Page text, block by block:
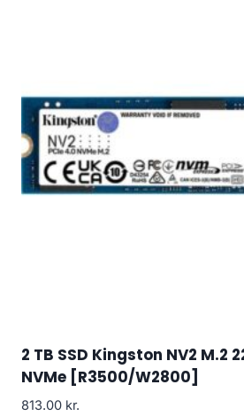
2 TB SSD Kingston NV2 M.2
NVMe [R3500/W2800]
813.00 kr.